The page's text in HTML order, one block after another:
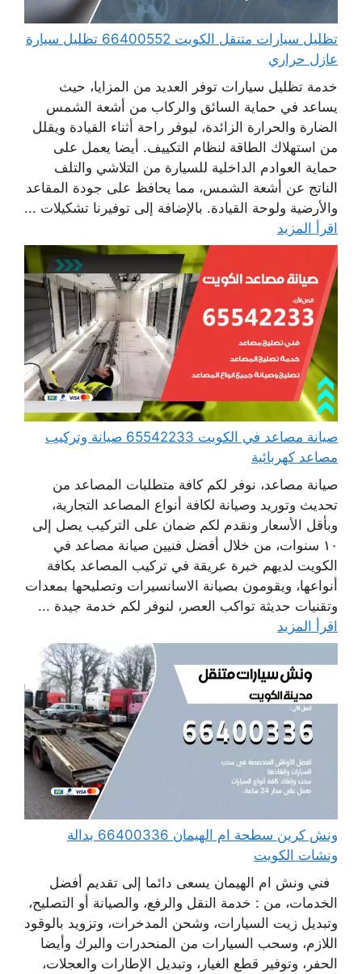
تظليل سيارات متنقل الكويت 66400552 تظليل سيارة
عازل حراري
خدمة تظليل سيارات توفر العديد من المزايا، حيث
يساعد في حماية السائق والركاب من أشعة الشمس
الضارة والحرارة الزائدة، ليوفر راحة أثناء القيادة ويقلل
من استهلاك الطاقة لنظام التكييف. أيضا يعمل على
حماية العوادم الداخلية للسيارة من التلاشي والتلف
الناتج عن أشعة الشمس، مما يحافظ على جودة المقاعد
والأرضية ولوحة القيادة. بالإضافة إلى توفيرنا تشكيلات ...
اقرأ المزيد
صيانة مصاعد في الكويت 65542233 صيانة وتركيب
مصاعد كهربائية
صيانة مصاعد، نوفر لكم كافة متطلبات المصاعد من
تحديث وتوريد وصيانة لكافة أنواع المصاعد التجارية،
وبأقل الأسعار ونقدم لكم ضمان على التركيب يصل إلى
١٠ سنوات، من خلال أفضل فنيين صيانة مصاعد في
الكويت لديهم خبرة عريقة في تركيب المصاعد بكافة
أنواعها، ويقومون بصيانة الاسانسيرات وتصليحها بمعدات
وتقنيات حديثة تواكب العصر، لنوفر لكم خدمة جيدة ...
اقرأ المزيد
ونش كرين سطحة ام الهيمان 66400336 بدالة
ونشات الكويت
فني ونش ام الهيمان يسعى دائما إلى تقديم أفضل
الخدمات، من : خدمة النقل والرفع، والصيانة أو التصليح،
وتبديل زيت السيارات، وشحن المدخرات، وتزويد بالوقود
اللازم، وسحب السيارات من المنحدرات والبرك وأيضا
الحفر، وتوفير قطع الغيار، وتبديل الإطارات والعجلات،